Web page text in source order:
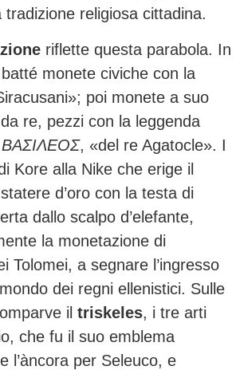
tradizione religiosa cittadina.
riflette questa parabola. In
monete civiche con la
poi monete a suo
re, pezzi con la leggenda
, «del re Agatocle». I
Kore alla Nike che erige il
d’oro con la testa di
dallo scalpo d’elefante,
la monetazione di
Tolomei, a segnare l’ingresso
dei regni ellenistici. Sulle
il triskeles, i tre arti
che fu il suo emblema
l’àncora per Seleuco, e